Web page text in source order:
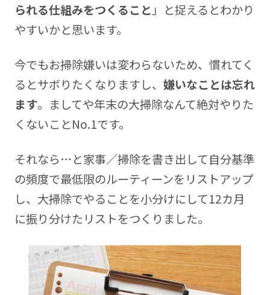
られる仕組みをつくること」と捉えるとわかり
やすいかと思います。
今でもお掃除嫌いは変わらないため、慣れてく
るとサボりたくなりますし、 嫌いなことは忘れ
ます。ましてや年末の大掃除なんて絶対やりた
くないことNo.1です。
それなら…と家事／掃除を書き出して自分基準
の頻度で最低限のルーティーンをリストアップ
し、大掃除でやることを小分けにして12カ月
に振り分けたリストをつくりました。